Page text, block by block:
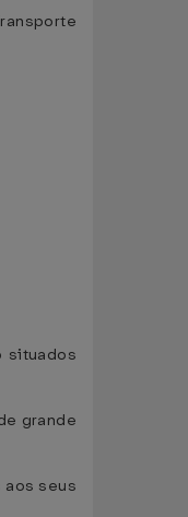
situados
grande
seus